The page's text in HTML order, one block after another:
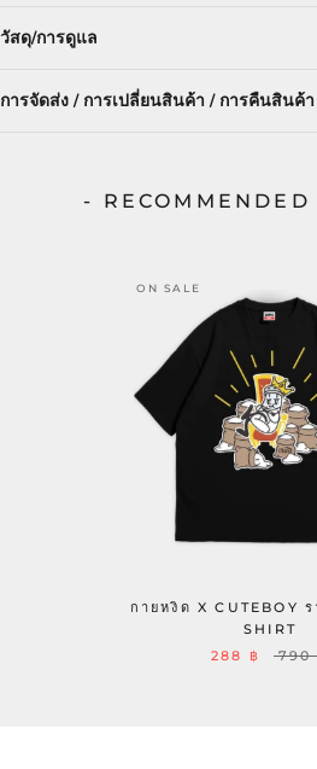
วัสดุ/การดูแล
การจัดส่ง / การเปลี่ยนสินค้า / การคืนสินค้า
-
ON SALE
กายหงิด X CUTEBOY
SHIRT
288 ฿
790